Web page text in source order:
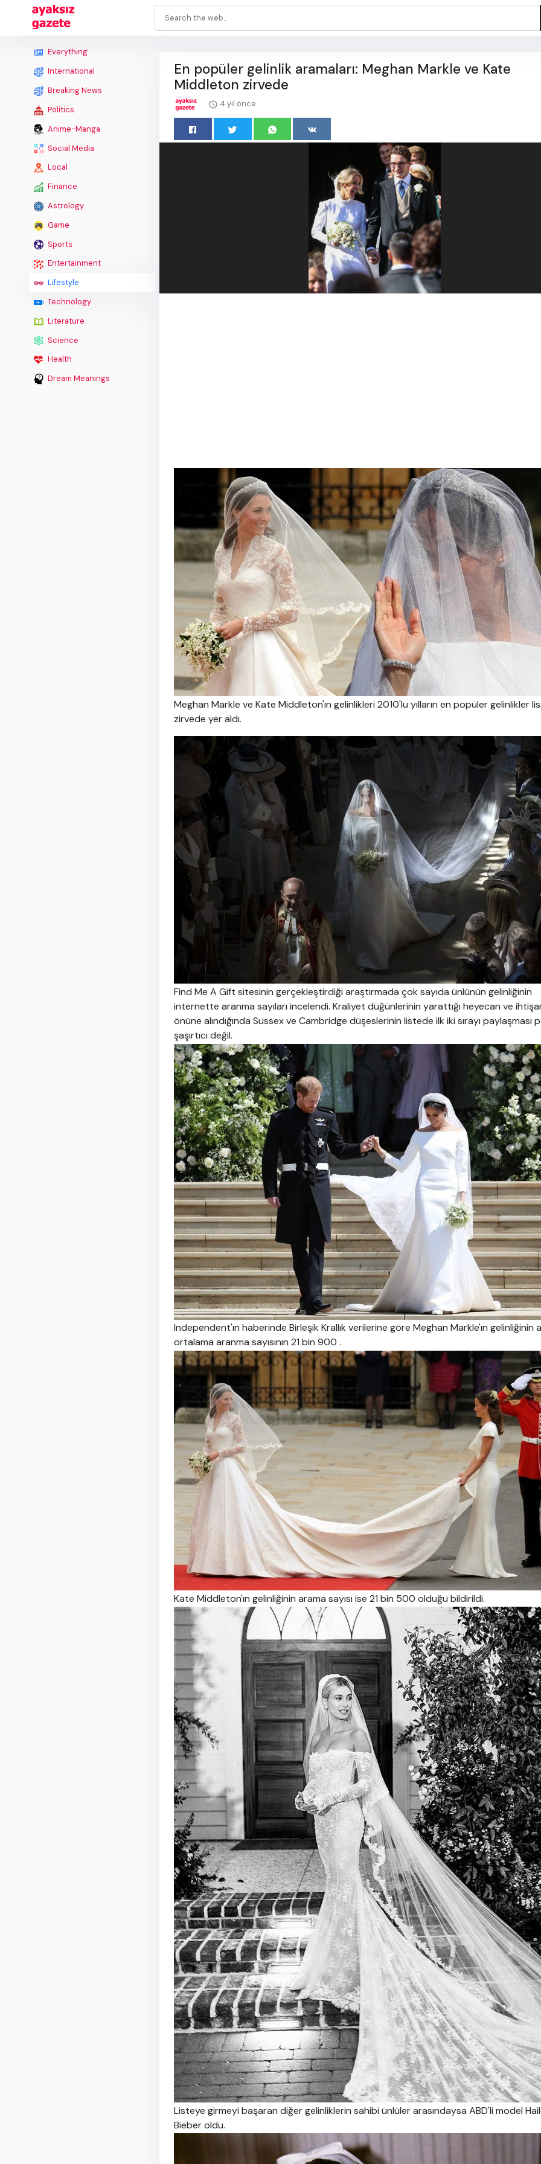
Everything
International
Breaking News
Politics
Anime-Manga
Social Media
Local
Finance
Astrology
Game
Sports
Entertainment
Lifestyle
Technology
Literature
Science
Health
Dream Meanings
En popüler gelinlik aramaları: Meghan Markle ve Kate
Middleton zirvede
4 yıl önce
Meghan Markle ve Kate Middleton'ın gelinlikleri 2010'lu yılların en popüler gelinlikler
zirvede yer aldı.
Find Me A Gift sitesinin gerçekleştirdiği araştırmada çok sayıda ünlünün gelinliğinin
internette aranma sayıları incelendi. Kraliyet düğünlerinin yarattığı heyecan ve
önüne alındığında Sussex ve Cambridge düşeslerinin listede ilk iki sırayı paylaşması
şaşırtıcı değil.
Independent'ın haberinde Birleşik Krallık verilerine göre Meghan Markle'ın gelinliğinin
ortalama aranma sayısının 21 bin 900 .
Kate Middleton'ın gelinliğinin arama sayısı ise 21 bin 500 olduğu bildirildi.
Listeye girmeyi başaran diğer gelinliklerin sahibi ünlüler arasındaysa ABD'li model
Bieber oldu.